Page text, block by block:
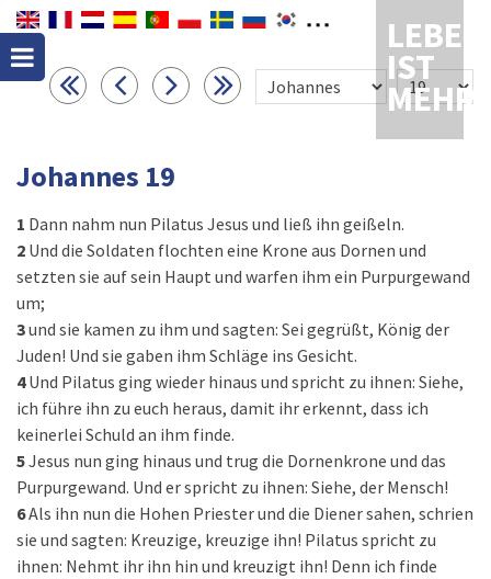
LEBEN
IST
MEHR
Johannes 19
1 Dann nahm nun Pilatus Jesus und ließ ihn geißeln.
2 Und die Soldaten flochten eine Krone aus Dornen und
setzten sie auf sein Haupt und warfen ihm ein Purpurgewand
um;
3und sie kamen zu ihm und sagten: Sei gegrüßt, König der
Juden! Und sie gaben ihm Schläge ins Gesicht.
4 Und Pilatus ging wieder hinaus und spricht zu ihnen: Siehe,
ich führe ihn zu euch heraus, damit ihr erkennt, dass ich
keinerlei Schuld an ihm finde.
5Jesus nun ging hinaus und trug die Dornenkrone und das
Purpurgewand. Und er spricht zu ihnen: Siehe, der Mensch!
6Als ihn nun die Hohen Priester und die Diener sahen, schrien
sie und sagten: Kreuzige, kreuzige ihn! Pilatus spricht zu
ihnen: Nehmt ihr ihn hin und kreuzigt ihn! Denn ich finde